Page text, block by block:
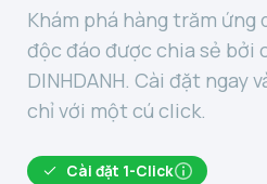
Khám phá hàng trăm ứng
độc đáo được chia sẻ bởi
DINHDANH. Cài đặt ngay
chỉ với một cú click.
Cài đặt 1-Click